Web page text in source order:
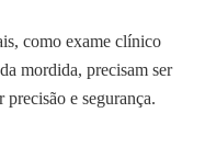
como exame clínico
mordida, precisam ser
precisão e segurança.